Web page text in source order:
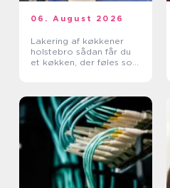
06. August 2026
Lakering af køkkener
holstebro sådan får du
et køkken, der føles som